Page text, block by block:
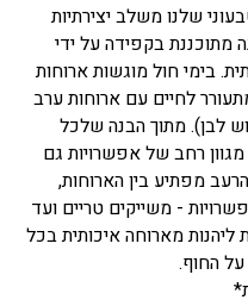
שלנו משלב יצירתיות
מתוכננת בקפידה על ידי
בימי חול מוגשות ארוחות
לחיים עם ארוחות ערב
לבן). מתוך הבנה שלכל
רחב של אפשרויות גם
מפתיע בין הארוחות,
- משייקים טריים ועד
מארוחה איכותית בכל
החוף.